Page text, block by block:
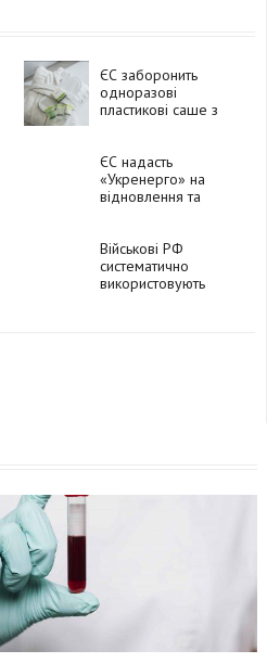
ЄС заборонить
одноразові
пластикові саше з
ЄС надасть
«Укренерго» на
відновлення та
Військові РФ
систематично
використовують